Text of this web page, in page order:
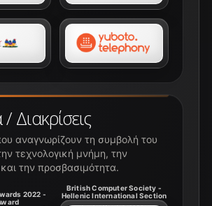
Διακρίσεις
αναγνωρίζουν τη συμβολή του
τεχνολογική μνήμη, την
την προσβασιμότητα.
2022 -
British Computer Society -
Hellenic International Section